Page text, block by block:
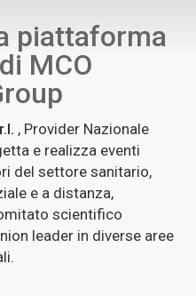
piattaforma
MCO
, Provider Nazionale
e realizza eventi
del settore sanitario,
e a distanza,
scientifico
leader in diverse aree